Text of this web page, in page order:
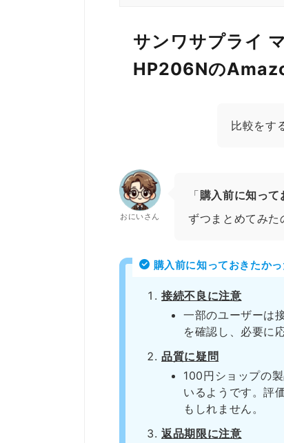
サンワサプライ
HP206Nの
比較をす
おにいさん
「購入前に知って
ずつまとめてみた
購入前に知っておきたかっ
接続不良に注意
一部のユーザーは
を確認し、必要に
品質に疑問
100円ショップの
いるようです。評
もしれません。
返品期限に注意